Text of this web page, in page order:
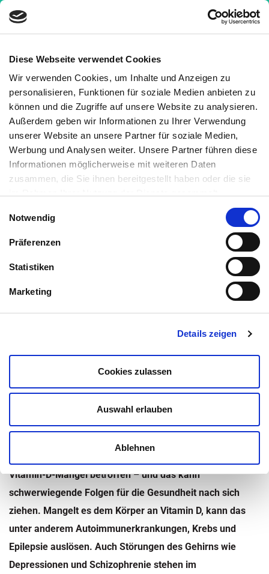
Diese Webseite verwendet Cookies
Wir verwenden Cookies, um Inhalte und Anzeigen zu
personalisieren, Funktionen für soziale Medien anbieten zu
können und die Zugriffe auf unsere Website zu analysieren.
Außerdem geben wir Informationen zu Ihrer Verwendung
unserer Website an unsere Partner für soziale Medien,
Werbung und Analysen weiter. Unsere Partner führen diese
Informationen möglicherweise mit weiteren Daten
zusammen, die Sie ihnen bereitgestellt haben oder die sie
haben. Sie können jederzeit die Cookie-Einstellungen
widerrufen oder ändern:
. Es befindet
sich auch ein Link in der Fußzeile zu den Einstellungen der
Cookies um diese jederzeit widerrufen oder ändern zu
können.
Notwendig
Präferenzen
Statistiken
Marketing
Details zeigen
Cookies zulassen
Auswahl erlauben
Ablehnen
Krankheiten »Neue Hypothese: So scheint
Vitamin-D-Mangel Depressionen und
Schizophrenie zu verursachen
Neue Hypothese: So scheint
Vitamin-D-Mangel
Depressionen und
Schizophrenie zu verursachen
7 Minuten Medizinisch geprüft
Saskia Bauhausen
Nähr- und Vitalstoffe
Psychische Erkrankungen,Schlafstörungen
Zuletzt aktualisiert am 25. November 2022 um 14:01
Vitamin-D-Mangel betroffen – und das kann
schwerwiegende Folgen für die Gesundheit nach sich
ziehen. Mangelt es dem Körper an Vitamin D, kann das
unter anderem Autoimmunerkrankungen, Krebs und
Epilepsie auslösen. Auch Störungen des Gehirns wie
Depressionen und Schizophrenie stehen im